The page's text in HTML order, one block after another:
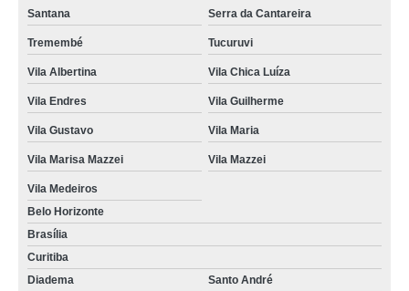
Santana Serra da Cantareira
Tremembé Tucuruvi
Vila Albertina Vila Chica Luíza
Vila Endres Vila Guilherme
Vila Gustavo Vila Maria
Vila Marisa Mazzei Vila Mazzei
Vila Medeiros
Belo Horizonte
Brasília
Curitiba
Diadema
Santo André